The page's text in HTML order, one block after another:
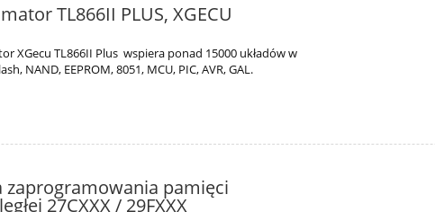
TL866II PLUS, XGECU
XGecu TL866II Plus wspiera ponad 15000 układów w
NAND, EEPROM, 8051, MCU, PIC, AVR, GAL.
zaprogramowania pamięci
27CXXX / 29FXXX